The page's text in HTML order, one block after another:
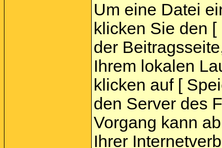
Um eine Datei
klicken Sie den
der
Ihrem lokalen
klicken auf [
den Server des
Vorgang kann
Ihrer